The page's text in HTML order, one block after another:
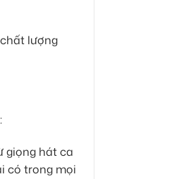
lượng
giọng hát ca
có trong mọi